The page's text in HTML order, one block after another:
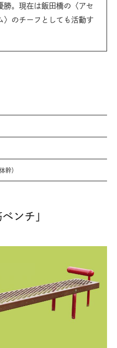
勝。現在は飯田橋の〈アセ
〉のチーフとしても活動す
幹）
ンチ」